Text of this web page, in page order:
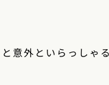
意外といらっしゃ